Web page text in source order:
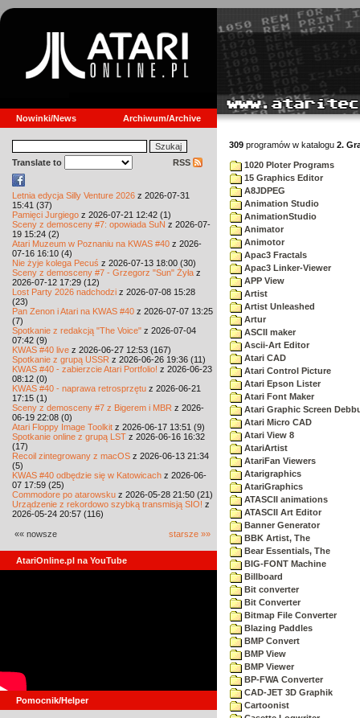
Nowinki/News Archiwum/Archive
Translate to RSS
Letnia edycja Silly Venture 2026 z 2026-07-31
15:41 (37)
Pamięci Jurgiego z 2026-07-21 12:42 (1)
Sceny z demosceny #7: opowiada SuN z 2026-07-
19 15:24 (2)
Atari Muzeum w Poznaniu na KWAS #40 z 2026-
07-16 16:10 (4)
Nie żyje kolega Pecuś z 2026-07-13 18:00 (30)
Sceny z demosceny #7 - Grzegorz "Sun" Żyła z
2026-07-12 17:29 (12)
Lost Party 2026 nadchodzi z 2026-07-08 15:28
(23)
Pan Zenon i Atari na KWAS #40 z 2026-07-07 13:25
(7)
Spotkanie z redakcją "The Voice" z 2026-07-04
07:42 (9)
KWAS #40 live z 2026-06-27 12:53 (167)
Spotkanie z grupą USSR z 2026-06-26 19:36 (11)
KWAS #40 - zabierzcie Atari Portfolio! z 2026-06-23
08:12 (0)
KWAS #40 - naprawa retrosprzętu z 2026-06-21
17:15 (1)
Sceny z demosceny #7 z Bigerem i MBR z 2026-
06-19 22:08 (0)
Atari Floppy Image Toolkit z 2026-06-17 13:51 (9)
Spotkanie online z grupą LST z 2026-06-16 16:32
(17)
Recoil zintegrowany z macOS z 2026-06-13 21:34
(5)
KWAS #40 odbędzie się w Katowicach z 2026-06-
07 17:59 (25)
Commodore po atarowsku z 2026-05-28 21:50 (21)
Urządzenie z rekordowo szybką transmisją SIO! z
2026-05-24 20:57 (116)
«« nowsze starsze »»
AtariOnline.pl na YouTube
Pomocnik/Helper
309 programów w katalogu 2.
1020 Ploter Programs
15 Graphics Editor
A8JDPEG
Animation Studio
AnimationStudio
Animator
Animotor
Apac3 Fractals
Apac3 Linker-Viewer
APP View
Artist
Artist Unleashed
Artur
ASCII maker
Ascii-Art Editor
Atari CAD
Atari Control Picture
Atari Epson Lister
Atari Font Maker
Atari Graphic Screen
Atari Micro CAD
Atari View 8
AtariArtist
AtariFan Viewers
Atarigraphics
AtariGraphics
ATASCII animations
ATASCII Art Editor
Banner Generator
BBK Artist, The
Bear Essentials, The
BIG-FONT Machine
Billboard
Bit converter
Bit Converter
Bitmap File Converter
Blazing Paddles
BMP Convert
BMP View
BMP Viewer
BP-FWA Converter
CAD-JET 3D Graphik
Cartoonist